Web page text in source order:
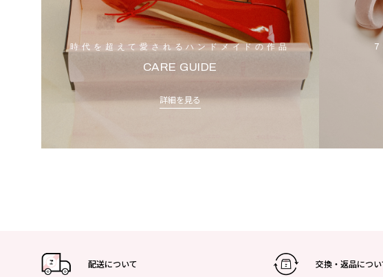
時代を超えて愛されるハンドメイドの作品
CARE GUIDE
詳細を見る
配送について 交換・返品につい